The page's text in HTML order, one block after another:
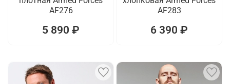
AF276
5 890 ₽
AF283
6 390 ₽